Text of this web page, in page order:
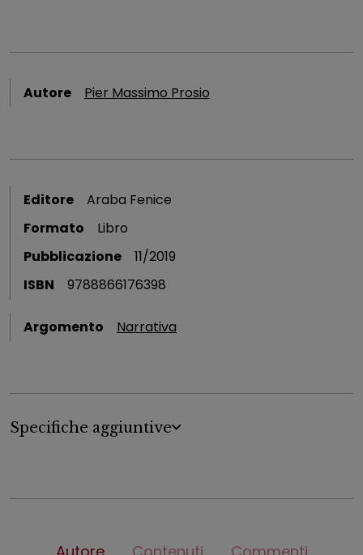
Autore Pier Massimo Prosio
Editore
Araba Fenice
Formato
Libro
Pubblicazione
11/2019
ISBN
9788866176398
Argomento Narrativa
Specifiche aggiuntive